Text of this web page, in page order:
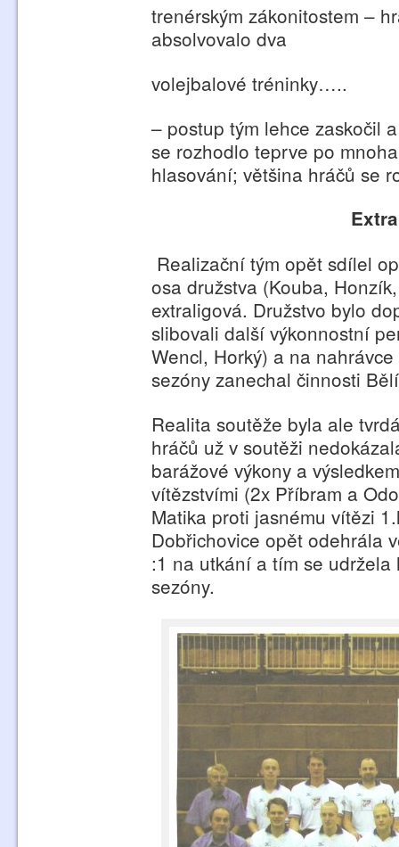
trenérským zákonitostem –
absolvovalo dva
volejbalové tréninky…..
– postup tým lehce zaskočil
se rozhodlo teprve po
hlasování; většina hráčů se
Realizační tým opět sdílel
osa družstva (Kouba,
extraligová. Družstvo bylo
slibovali další výkonnostní
Wencl, Horký) a na
sezóny zanechal činnosti
Realita soutěže byla ale
hráčů už v soutěži
barážové výkony a
vítězstvími (2x Příbram a
Matika proti jasnému vítězi
Dobřichovice opět odehrála
:1 na utkání a tím se
sezóny.